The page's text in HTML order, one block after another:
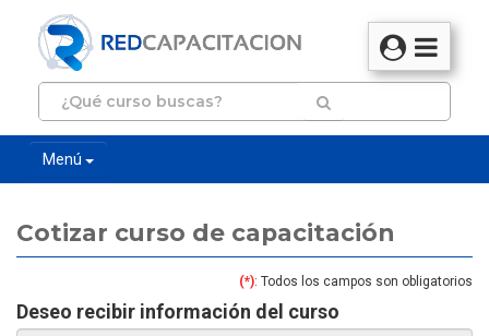
Menú
Cotizar curso de capacitación
(*): Todos los campos son obligatorios
Deseo recibir información del curso